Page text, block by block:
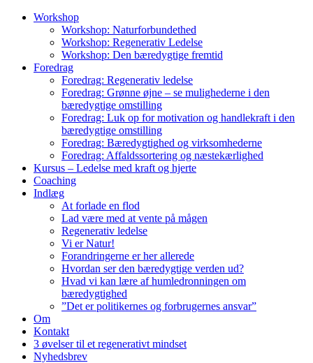
Workshop
Workshop: Naturforbundethed
Workshop: Regenerativ Ledelse
Workshop: Den bæredygtige fremtid
Foredrag
Foredrag: Regenerativ ledelse
Foredrag: Grønne øjne – se mulighederne i den
bæredygtige omstilling
Foredrag: Luk op for motivation og handlekraft i den
bæredygtige omstilling
Foredrag: Bæredygtighed og virksomhederne
Foredrag: Affaldssortering og næstekærlighed
Kursus – Ledelse med kraft og hjerte
Coaching
Indlæg
At forlade en flod
Lad være med at vente på mågen
Regenerativ ledelse
Vi er Natur!
Forandringerne er her allerede
Hvordan ser den bæredygtige verden ud?
Hvad vi kan lære af humledronningen om
bæredygtighed
”Det er politikernes og forbrugernes ansvar”
Om
Kontakt
3 øvelser til et regenerativt mindset
Nyhedsbrev